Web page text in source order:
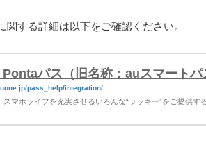
関する詳細は以下をご確認ください。
パス（旧名称：auスマートパ
pass_help/integration/
スマホライフを充実させるいろんな“ラッキー”をご提供す